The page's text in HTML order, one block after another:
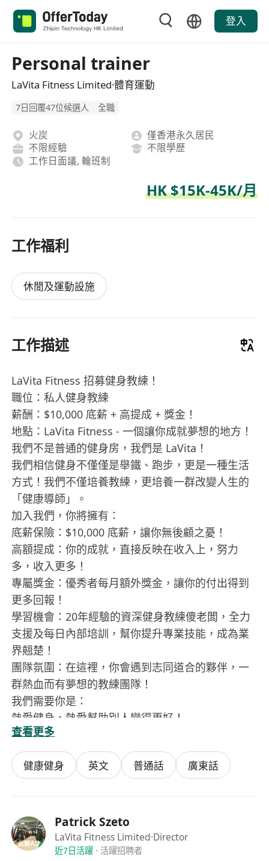
登入
Personal trainer
LaVita Fitness Limited·體育運動
7日回覆47位候選人 全職
火炭
僅香港永久居民
不限經驗
不限學歷
工作日面議, 輪班制
HK $15K-45K/月
工作福利
休閒及運動設施
工作描述
LaVita Fitness 招募健身教練！
職位：私人健身教練
薪酬：$10,000 底薪 + 高提成 + 獎金！
地點：LaVita Fitness - 一個讓你成就夢想的地方！
我們不是普通的健身房，我們是 LaVita！
我們相信健身不僅僅是舉鐵、跑步，更是一種生活
方式！我們不僅培養教練，更培養一群改變人生的
「健康導師」。
加入我們，你將擁有：
底薪保險：$10,000 底薪，讓你無後顧之憂！
高額提成：你的成就，直接反映在收入上，努力
多，收入更多！
專屬獎金：優秀者每月額外獎金，讓你的付出得到
更多回報！
學習機會：20年經驗的資深健身教練傻老闆，全力
支援及每日內部培訓，幫你提升專業技能，成為業
界翹楚！
團隊氛圍：在這裡，你會遇到志同道合的夥伴，一
群熱血而有夢想的教練團隊！
我們需要你是：
熱愛健身，熱愛幫助別人變得更好！
有私人教練證書（如ACE、NASM、ISSA等）優先考
慮（但不是必須！）
自信、有責任心、正能量爆棚！
我們不僅是一份工作，更是一個舞台，讓你展示實
力，實現夢想！
我們有一群正能量滿滿的同事，彼此支持，共同成
查看更多
健康健身 英文 普通話 廣東話
Patrick Szeto
LaVita Fitness Limited·Director
近7日活躍· 活躍招聘者